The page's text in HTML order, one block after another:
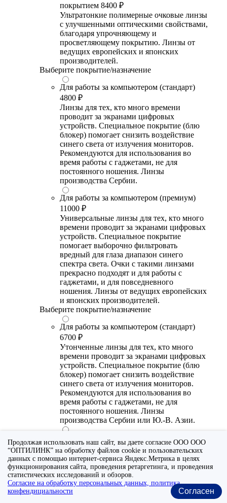
покрытием 8400 ₽
Ультратонкие полимерные очковые линзы
с улучшенными оптическими свойствами,
благодаря упрочняющему и
просветляющему покрытию. Линзы от
ведущих европейских и японских
производителей.
Выберите покрытие/назначение
Для работы за компьютером (стандарт)
4800 ₽
Линзы для тех, кто много времени
проводит за экранами цифровых
устройств. Специальное покрытие (блю
блокер) помогает снизить воздействие
синего света от излучения мониторов.
Рекомендуются для использования во
время работы с гаджетами, не для
постоянного ношения. Линзы
производства Сербии.
Для работы за компьютером (премиум)
11000 ₽
Универсальные линзы для тех, кто много
времени проводит за экранами цифровых
устройств. Специальное покрытие
помогает выборочно фильтровать
вредный для глаза диапазон синего
спектра света. Очки с такими линзами
прекрасно подходят и для работы с
гаджетами, и для повседневного
ношения. Линзы от ведущих европейских
и японских производителей.
Выберите покрытие/назначение
Для работы за компьютером (стандарт)
6700 ₽
Утонченные линзы для тех, кто много
времени проводит за экранами цифровых
устройств. Специальное покрытие (блю
блокер) помогает снизить воздействие
синего света от излучения мониторов.
Рекомендуются для использования во
время работы с гаджетами, не для
постоянного ношения. Линзы
производства Сербии или Ю.-В. Азии.
20300 ₽
Универсальные утонченные линзы для
тех, кто много времени проводит за
экранами цифровых устройств.
Специальное покрытие помогает
выборочно фильтровать вредный для
Продолжая использовать наш сайт, вы даете согласие ООО ООО
“ОПТИЛИНК” на обработку файлов cookie и пользовательских
данных с помощью интернет-сервиса Яндекс.Метрика в целях
функционирования сайта, проведения ретаргетинга, и проведения
статистических исследований и обзоров.
Согласие на обработку персональных данных, политика
конфендициальности
Согласен